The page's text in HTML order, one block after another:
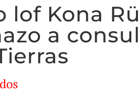
lof Kona
a